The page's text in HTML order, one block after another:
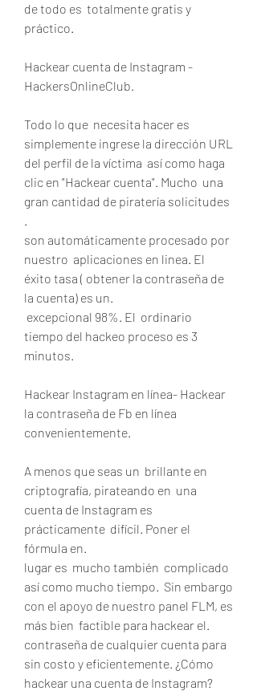
de todo es  totalmente gratis y
práctico.
Hackear cuenta de Instagram -
HackersOnlineClub.
Todo lo que  necesita hacer es
simplemente ingrese la dirección URL
del perfil de la víctima  así como haga
clic en "Hackear cuenta". Mucho  una
gran cantidad de piratería solicitudes
.
son automáticamente procesado por
nuestro  aplicaciones en linea. El
éxito tasa ( obtener la contraseña de
la cuenta) es un.
tiempo del hackeo proceso es 3
minutos.
Hackear Instagram en línea- Hackear
la contraseña de Fb en línea
convenientemente.
A menos que seas un  brillante en
criptografía, pirateando en  una
cuenta de Instagram es
prácticamente  difícil. Poner el
fórmula en.
lugar es  mucho también  complicado
así como mucho tiempo.  Sin embargo
con el apoyo de nuestro panel FLM, es
más bien  factible para hackear el.
contraseña de cualquier cuenta para
sin costo y eficientemente. ¿Cómo
hackear una cuenta de Instagram?